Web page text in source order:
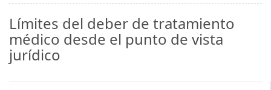
Límites del deber de tratamiento
médico desde el punto de vista
jurídico